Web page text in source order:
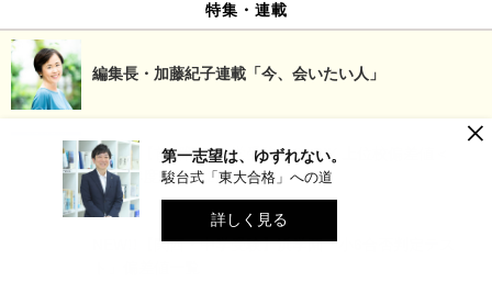
特集・連載
編集長・加藤紀子連載「今、会いたい人」
NEW!!【首都圏・中学受験】SAPIX 上位校偏差値＜
2027年度版（2026年4月）
NEW!!【関西・中学受験】浜学園「小6合否判定テス
×
第一志望は、ゆずれない。
駿台式「東大合格」への道
詳しく見る